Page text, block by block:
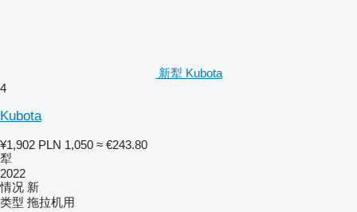
新犁 Kubota
4
Kubota
¥1,902 PLN 1,050 ≈ €243.80
犁
2022
情况 新
类型 拖拉机用